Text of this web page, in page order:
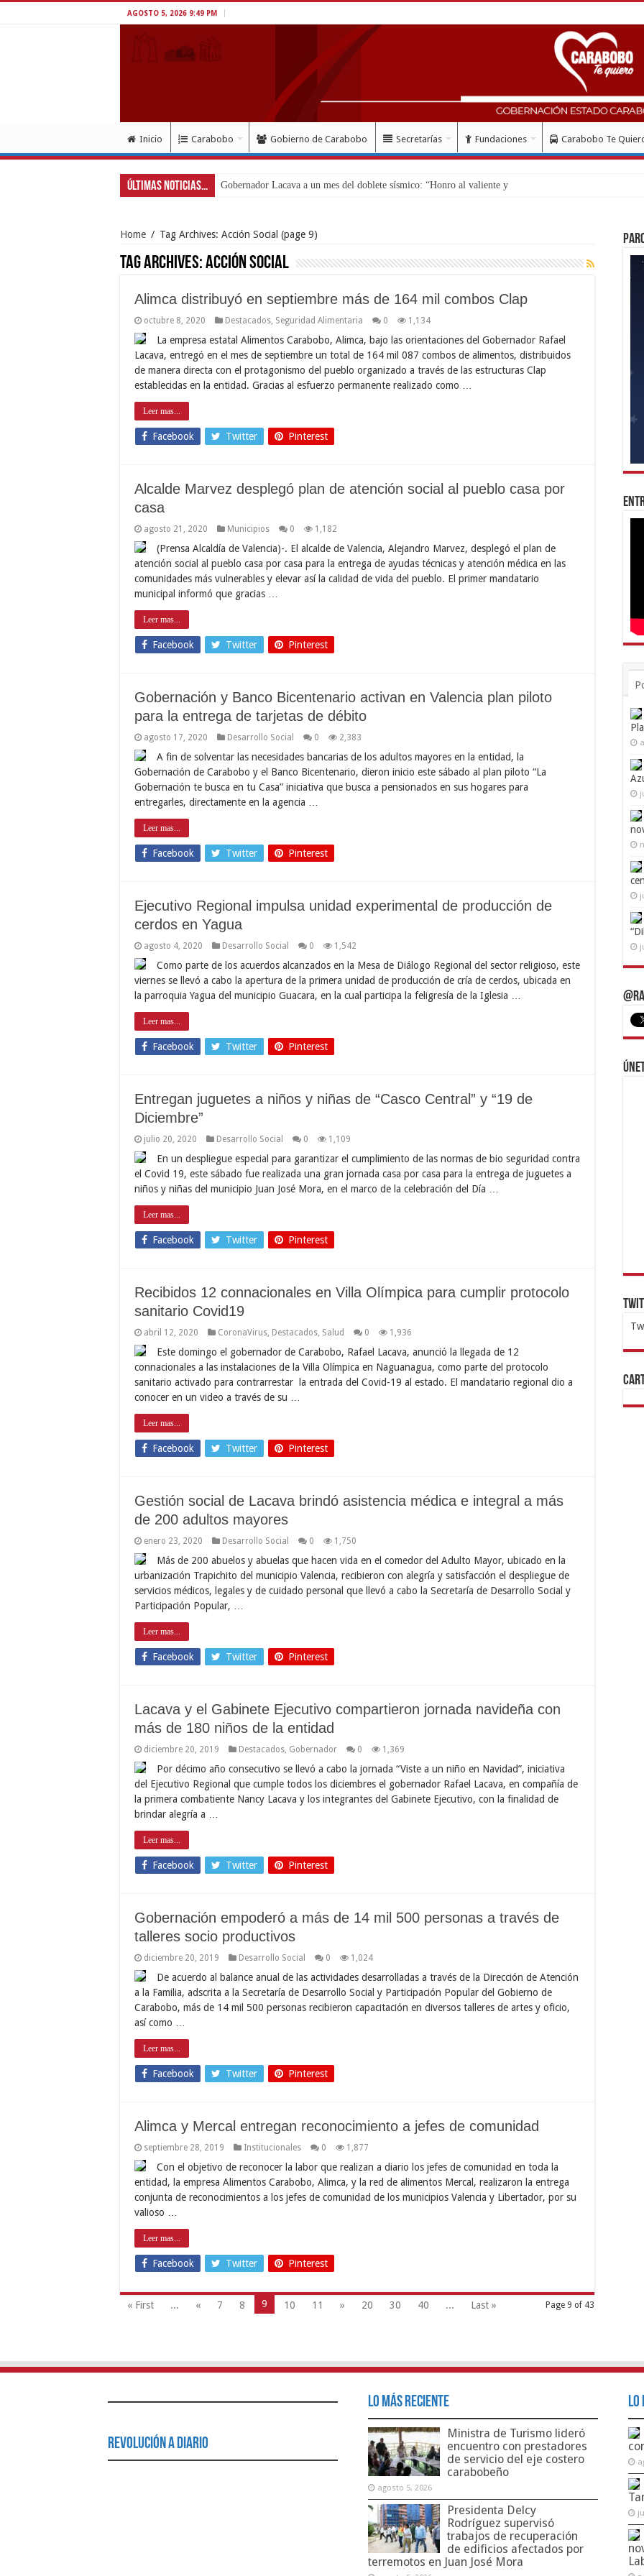
AGOSTO 5, 2026 9:49 PM
Inicio Carabobo Gobierno de Carabobo Secretarías Fundaciones Carabobo Te
Últimas Noticias... Gobernador Lacava a un mes del doblete sísmico: “Honro al valiente y solidario pueblo ven
Home / Tag Archives: Acción Social (page 9)
Tag Archives:Acción Social
Alimca distribuyó en septiembre más de 164 mil combos Clap
octubre 8, 2020 Destacados Seguridad Alimentaria 0 1,134
La empresa estatal Alimentos Carabobo, Alimca, bajo las orientaciones del Gobernador Rafael
Lacava, entregó en el mes de septiembre un total de 164 mil 087 combos de alimentos, distribuidos
de manera directa con el protagonismo del pueblo organizado a través de las estructuras Clap
establecidas en la entidad. Gracias al esfuerzo permanente realizado como …
Leer mas...
Facebook Twitter Pinterest
Alcalde Marvez desplegó plan de atención social al pueblo casa por
casa
agosto 21, 2020 Municipios 0 1,182
(Prensa Alcaldía de Valencia)-. El alcalde de Valencia, Alejandro Marvez, desplegó el plan de
atención social al pueblo casa por casa para la entrega de ayudas técnicas y atención médica en las
comunidades más vulnerables y elevar así la calidad de vida del pueblo. El primer mandatario
municipal informó que gracias …
Leer mas...
Facebook Twitter Pinterest
Gobernación y Banco Bicentenario activan en Valencia plan piloto
para la entrega de tarjetas de débito
agosto 17, 2020 Desarrollo Social 0 2,383
A fin de solventar las necesidades bancarias de los adultos mayores en la entidad, la
Gobernación de Carabobo y el Banco Bicentenario, dieron inicio este sábado al plan piloto “La
Gobernación te busca en tu Casa” iniciativa que busca a pensionados en sus hogares para
entregarles, directamente en la agencia …
Leer mas...
Facebook Twitter Pinterest
Ejecutivo Regional impulsa unidad experimental de producción de
cerdos en Yagua
agosto 4, 2020 Desarrollo Social 0 1,542
Como parte de los acuerdos alcanzados en la Mesa de Diálogo Regional del sector religioso, este
viernes se llevó a cabo la apertura de la primera unidad de producción de cría de cerdos, ubicada en
la parroquia Yagua del municipio Guacara, en la cual participa la feligresía de la Iglesia …
Leer mas...
Facebook Twitter Pinterest
Entregan juguetes a niños y niñas de “Casco Central” y “19 de
Diciembre”
julio 20, 2020 Desarrollo Social 0 1,109
En un despliegue especial para garantizar el cumplimiento de las normas de bio seguridad contra
el Covid 19, este sábado fue realizada una gran jornada casa por casa para la entrega de juguetes a
niños y niñas del municipio Juan José Mora, en el marco de la celebración del Día …
Leer mas...
Facebook Twitter Pinterest
Recibidos 12 connacionales en Villa Olímpica para cumplir protocolo
sanitario Covid19
abril 12, 2020 CoronaVirus Destacados Salud 0 1,936
Este domingo el gobernador de Carabobo, Rafael Lacava, anunció la llegada de 12
connacionales a las instalaciones de la Villa Olímpica en Naguanagua, como parte del protocolo
sanitario activado para contrarrestar la entrada del Covid-19 al estado. El mandatario regional dio a
conocer en un video a través de su …
Leer mas...
Facebook Twitter Pinterest
Gestión social de Lacava brindó asistencia médica e integral a más
de 200 adultos mayores
enero 23, 2020 Desarrollo Social 0 1,750
Más de 200 abuelos y abuelas que hacen vida en el comedor del Adulto Mayor, ubicado en la
urbanización Trapichito del municipio Valencia, recibieron con alegría y satisfacción el despliegue de
servicios médicos, legales y de cuidado personal que llevó a cabo la Secretaría de Desarrollo Social y
Participación Popular, …
Leer mas...
Facebook Twitter Pinterest
Lacava y el Gabinete Ejecutivo compartieron jornada navideña con
más de 180 niños de la entidad
diciembre 20, 2019 Destacados Gobernador 0 1,369
Por décimo año consecutivo se llevó a cabo la jornada “Viste a un niño en Navidad”, iniciativa
del Ejecutivo Regional que cumple todos los diciembres el gobernador Rafael Lacava, en compañía de
la primera combatiente Nancy Lacava y los integrantes del Gabinete Ejecutivo, con la finalidad de
brindar alegría a …
Leer mas...
Facebook Twitter Pinterest
Gobernación empoderó a más de 14 mil 500 personas a través de
talleres socio productivos
diciembre 20, 2019 Desarrollo Social 0 1,024
De acuerdo al balance anual de las actividades desarrolladas a través de la Dirección de Atención
a la Familia, adscrita a la Secretaría de Desarrollo Social y Participación Popular del Gobierno de
Carabobo, más de 14 mil 500 personas recibieron capacitación en diversos talleres de artes y oficio,
así como …
Leer mas...
Facebook Twitter Pinterest
Alimca y Mercal entregan reconocimiento a jefes de comunidad
septiembre 28, 2019 Institucionales 0 1,877
Con el objetivo de reconocer la labor que realizan a diario los jefes de comunidad en toda la
entidad, la empresa Alimentos Carabobo, Alimca, y la red de alimentos Mercal, realizaron la entrega
conjunta de reconocimientos a los jefes de comunidad de los municipios Valencia y Libertador, por su
valioso …
Leer mas...
Facebook Twitter Pinterest
Page 9 of 43
« First ... « 7 8 9 10 11 » 20 30 40 ... Last »
Revolución a Diario
Lo Más Reciente
Ministra de Turismo lideró
encuentro con prestadores
de servicio del eje costero
carabobeño
agosto 5, 2026
Presidenta Delcy
Rodríguez supervisó
trabajos de recuperación
de edificios afectados por
terremotos en Juan José Mora